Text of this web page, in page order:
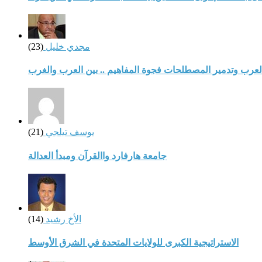
مجدي خليل (23)
وتدمير المصطلحات فجوة المفاهيم .. بين العرب والغرب
يوسف تيلجي (21)
جامعة هارفارد واالقرآن ومبدأ العدالة
الأخ رشيد (14)
الاستراتيجية الكبرى للولايات المتحدة في الشرق الأوسط